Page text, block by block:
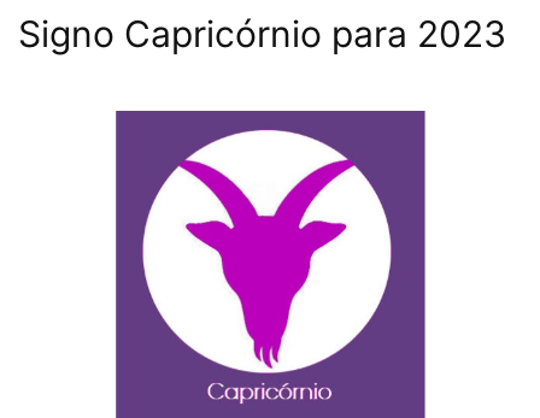
Signo Capricórnio para 2023